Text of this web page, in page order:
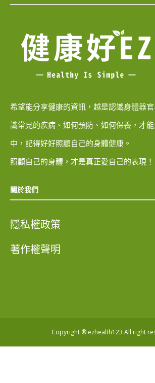
希望能分享健康的資訊，越是認識身體器
識常見的疾病、如何預防、如何保養，才
中，記得好好照顧自己的身體健康。
照顧自己的身體，才是真正愛自己的表現！
關於我們
隱私權政策
著作權聲明
Copyright ® ezhealth123 All right